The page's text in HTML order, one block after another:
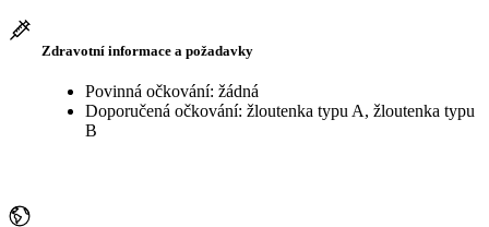
Zdravotní informace a požadavky
Povinná očkování: žádná
Doporučená očkování: žloutenka typu A, žloutenka typu
B